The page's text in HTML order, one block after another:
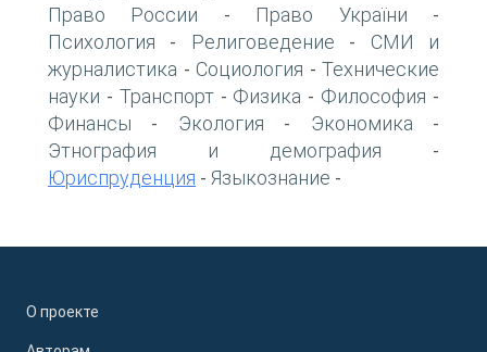
Право России - Право України -
Психология - Религоведение - СМИ и
журналистика - Социология - Технические
науки - Транспорт- Физика - Философия -
Финансы - Экология - Экономика -
Этнография и демография -
Юриспруденция - Языкознание -
О проекте